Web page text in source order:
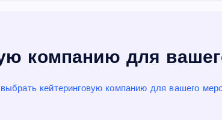
компанию для
кейтеринговую компанию для вашего